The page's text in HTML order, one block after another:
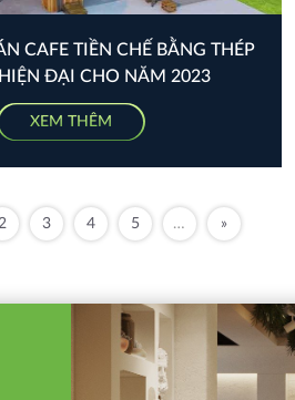
CAFE TIỀN CHẾ BẰNG THÉP
ĐẠI CHO NĂM 2023
XEM THÊM
3 4 5 … »